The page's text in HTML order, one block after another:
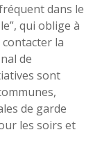
dans le
qui oblige à
contacter la
de
sont
de garde
les soirs et